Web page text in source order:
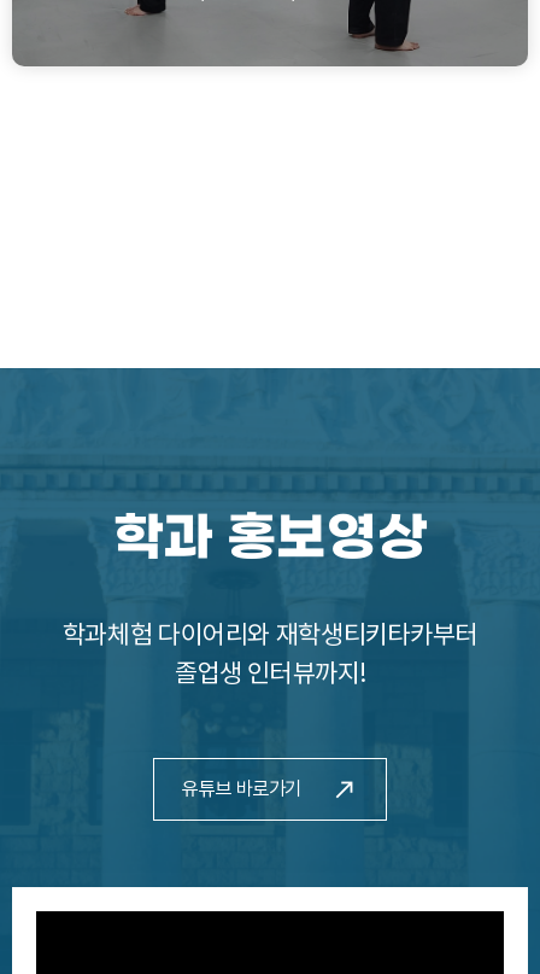
학과 홍보영상
학과체험 다이어리와 재학생티키타카부터
졸업생 인터뷰까지!
유튜브 바로가기 call_made